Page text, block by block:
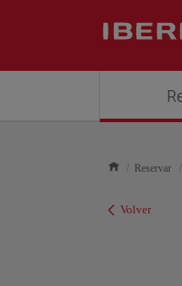
Reservar
Volver